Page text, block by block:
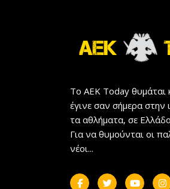
Το AEK Today θυμάται
έγινε σαν σήμερα στην
τα αθλήματα, σε
Για να θυμούνται οι
νέοι...